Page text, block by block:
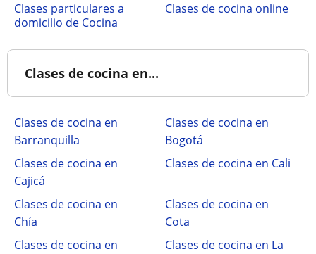
clases particulares a
domicilio de Cocina
Clases de cocina online
Clases de cocina en...
Clases de cocina en
Barranquilla
Clases de cocina en
Bogotá
Clases de cocina en
Cajicá
Clases de cocina en Cali
Clases de cocina en
Chía
Clases de cocina en
Cota
Clases de cocina en
Clases de cocina en La